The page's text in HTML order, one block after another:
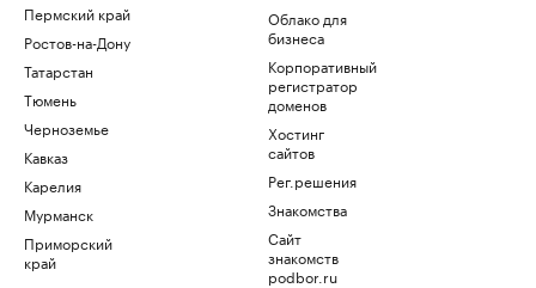
Пермский край
Ростов-на-Дону
Татарстан
Тюмень
Черноземье
Кавказ
Карелия
Мурманск
Приморский
край
Облако для
бизнеса
Корпоративный
регистратор
доменов
Хостинг
сайтов
Рег.решения
Знакомства
Сайт
знакомств
podbor.ru